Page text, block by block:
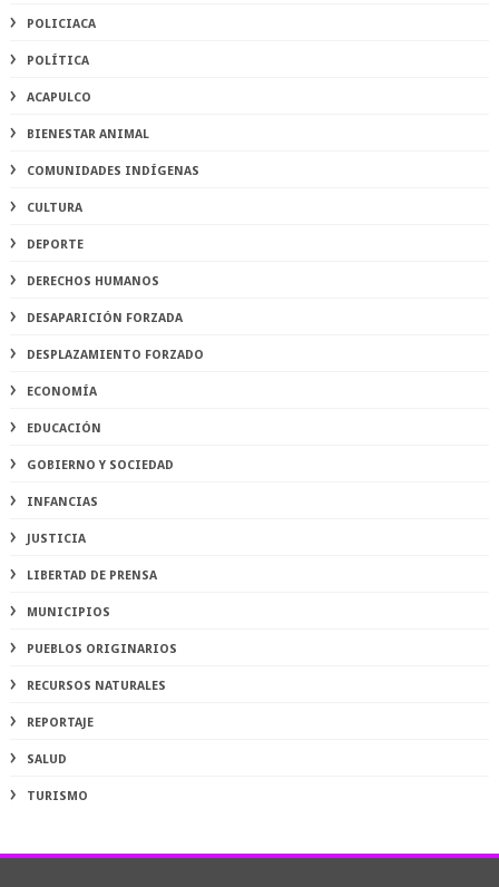
POLICIACA
POLÍTICA
ACAPULCO
BIENESTAR ANIMAL
COMUNIDADES INDÍGENAS
CULTURA
DEPORTE
DERECHOS HUMANOS
DESAPARICIÓN FORZADA
DESPLAZAMIENTO FORZADO
ECONOMÍA
EDUCACIÓN
GOBIERNO Y SOCIEDAD
INFANCIAS
JUSTICIA
LIBERTAD DE PRENSA
MUNICIPIOS
PUEBLOS ORIGINARIOS
RECURSOS NATURALES
REPORTAJE
SALUD
TURISMO